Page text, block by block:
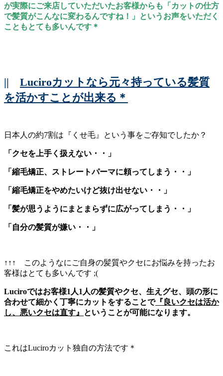
が実際にご来店していただいたお客様からも「カットの仕方
で髪質がこんなに変わるんですね！」というお声をいただく
こともとても多いんです＊
|| Luciroカットなら元々持っている髪質
を活かすことが出来る＊
日本人の約7割は『くせ毛』という事をご存知でしたか？
「クセを上手く扱えない・・」
「縮毛矯正、ストレートパーマに頼ってしまう・・」
「縮毛矯正をやめたいけど抜け出せない・・」
「髪が思うようにまとまらずに広がってしまう・・」
「自分の髪質が嫌い・・」
↑↑↑ このようなにご自身の髪質やクセにお悩みを持ったお
客様はとても多いんです ;(
Luciroではお客様1人1人の髪質やクセ、生えグセ、頭の形に
合わせて細かく丁寧にカットをすることで『良いクセは活か
し、悪いクセは直す』
ということが可能になります。
これはLuciroカット独自の方法です＊